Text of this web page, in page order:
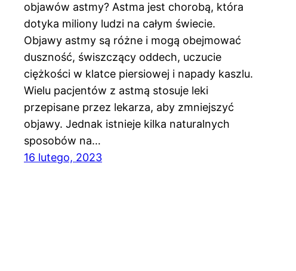
objawów astmy? Astma jest chorobą, która
dotyka miliony ludzi na całym świecie.
Objawy astmy są różne i mogą obejmować
duszność, świszczący oddech, uczucie
ciężkości w klatce piersiowej i napady kaszlu.
Wielu pacjentów z astmą stosuje leki
przepisane przez lekarza, aby zmniejszyć
objawy. Jednak istnieje kilka naturalnych
sposobów na…
16 lutego, 2023